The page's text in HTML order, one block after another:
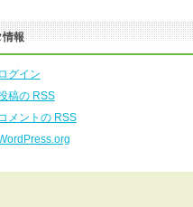
情報
グイン
稿の RSS
メントの RSS